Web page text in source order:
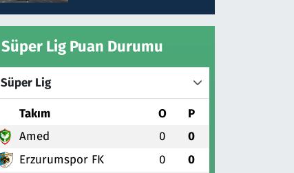
Süper Lig Puan Durumu
Süper Lig
Takım O P
Amed 0 0
Erzurumspor FK 0 0